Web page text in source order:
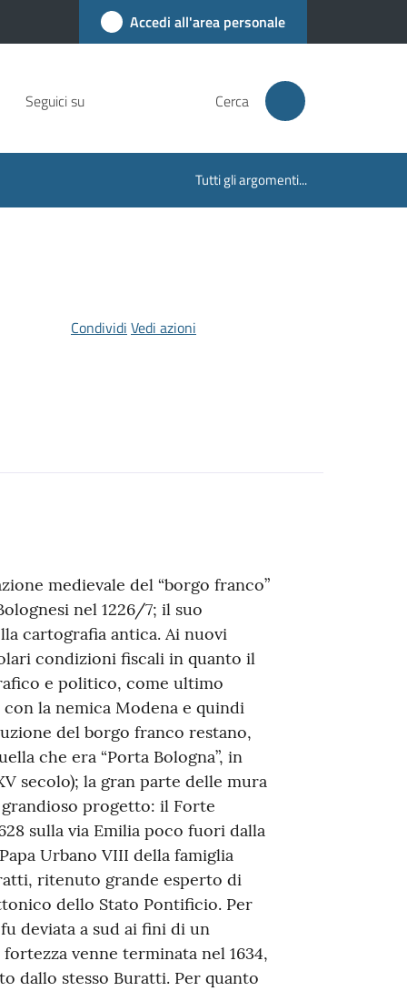
Accedi all'area personale
Seguici su Cerca
Tutti gli argomenti...
Condividi Vedi azioni
medievale del “borgo franco”
nel 1226/7; il suo
cartografia antica. Ai nuovi
condizioni fiscali in quanto il
e politico, come ultimo
la nemica Modena e quindi
del borgo franco restano,
che era “Porta Bologna”, in
secolo); la gran parte delle mura
progetto: il Forte
sulla via Emilia poco fuori dalla
Urbano VIII della famiglia
ritenuto grande esperto di
dello Stato Pontificio. Per
deviata a sud ai fini di un
venne terminata nel 1634,
dallo stesso Buratti. Per quanto